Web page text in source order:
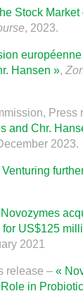
Stock
, 2023.
Hansen »,
Press
and Chr.
2023.
Venturing
for US$125
2021
release – «
in